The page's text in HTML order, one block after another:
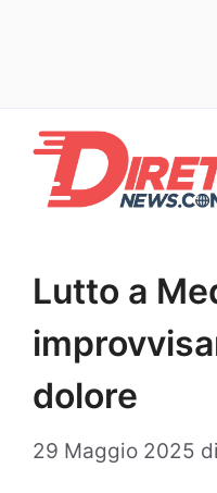
contenuto
Lutto a
dolore
29 Maggio 2025 di